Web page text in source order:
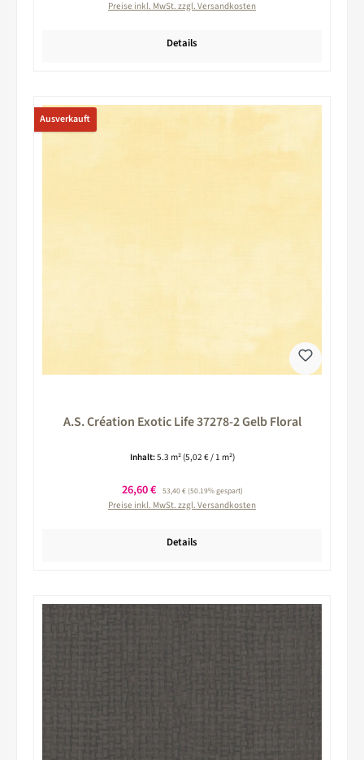
Preise inkl. MwSt. zzgl. Versandkosten
Details
Ausverkauft
A.S. Création Exotic Life 37278-2 Gelb Floral
Inhalt:5.3 m² (5,02 € / 1 m²)
Verkaufspreis:
26,60 € Regulärer Preis:
53,40 €(50.19% gespart)
Preise inkl. MwSt. zzgl. Versandkosten
Details